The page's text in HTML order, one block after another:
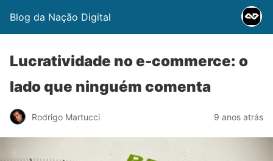
Blog da Nação Digital
Lucratividade no e-commerce: o
lado que ninguém comenta
Rodrigo Martucci 9 anos atrás